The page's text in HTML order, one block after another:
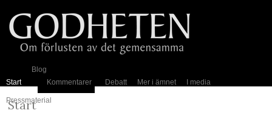
Start
Blog
Kommentarer
Debatt Mer i ämnet I media
Pressmaterial
Start